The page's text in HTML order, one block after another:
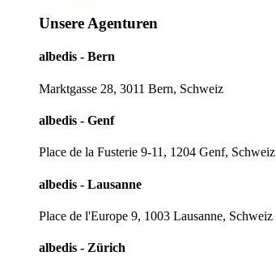
Unsere Agenturen
albedis - Bern
Marktgasse 28, 3011 Bern, Schweiz
albedis - Genf
Place de la Fusterie 9-11, 1204 Genf, Schweiz
albedis - Lausanne
Place de l'Europe 9, 1003 Lausanne, Schweiz
albedis - Zürich